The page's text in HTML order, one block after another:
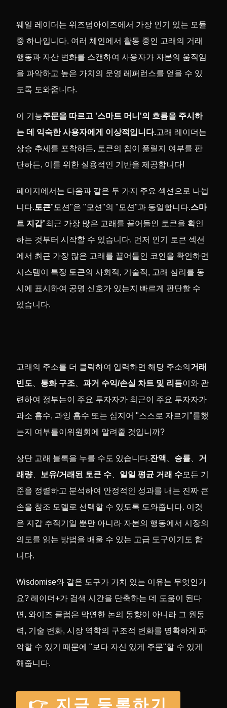
웨일 레이더는 위즈덤아이즈에서 가장 인기 있는 모듈
중 하나입니다. 여러 체인에서 활동 중인 고래의 거래
행동과 자산 변화를 스캔하여 사용자가 자본의 움직임
을 파악하고 높은 가치의 운영 레퍼런스를 얻을 수 있
도록 도와줍니다.
이 기능주문을 따르고 '스마트 머니'의 흐름을 주시하
는 데 익숙한 사용자에게 이상적입니다.고래 레이더는
상승 추세를 포착하든, 토큰의 칩이 풀릴지 여부를 판
단하든, 이를 위한 실용적인 기반을 제공합니다!
페이지에서는 다음과 같은 두 가지 주요 섹션으로 나뉩
니다.토큰"모션"은 "모션"의 "모션"과 동일합니다.스마
트 지갑"최근 가장 많은 고래를 끌어들인 토큰을 확인
하는 것부터 시작할 수 있습니다. 먼저 인기 토큰 섹션
에서 최근 가장 많은 고래를 끌어들인 코인을 확인하면
시스템이 특정 토큰의 사회적, 기술적, 고래 심리를 동
시에 표시하여 공명 신호가 있는지 빠르게 판단할 수
있습니다.
고래의 주소를 더 클릭하여 입력하면 해당 주소의 거래
빈도
통화 구조 、과거 수익/손실 차트 및 리듬이와 관
련하여 정부는이 주요 투자자가 최근이 주요 투자자가
과소 흡수, 과잉 흡수 또는 심지어 "스스로 자르기"를했
는지 여부를이위원회에 알려줄 것입니까?
상단 고래 블록을 누를 수도 있습니다.잔액 승률
거
래량、 보유/거래된 토큰 수 일일 평균 거래 수모든 기
준을 정렬하고 분석하여 안정적인 성과를 내는 진짜 큰
손을 참조 모델로 선택할 수 있도록 도와줍니다. 이것
은 지갑 추적기일 뿐만 아니라 자본의 행동에서 시장의
의도를 읽는 방법을 배울 수 있는 고급 도구이기도 합
니다.
Wisdomise와 같은 도구가 가치 있는 이유는 무엇인가
요? 레이더+가 검색 시간을 단축하는 데 도움이 된다
면, 와이즈 클럽은 막연한 논의 동향이 아니라 그 원동
력, 기술 변화, 시장 역학의 구조적 변화를 명확하게 파
악할 수 있기 때문에 "보다 자신 있게 주문"할 수 있게
해줍니다.
👉 지금 등록하기